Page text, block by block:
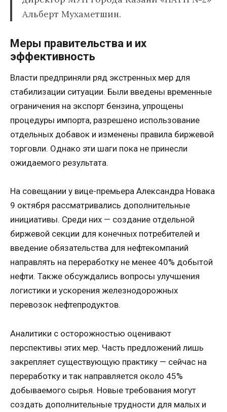
Альберт Мухаметшин.
Меры правительства и их
эффективность
Власти предприняли ряд экстренных мер для
стабилизации ситуации. Были введены временные
ограничения на экспорт бензина, упрощены
процедуры импорта, разрешено использование
отдельных добавок и изменены правила биржевой
торговли. Однако эти шаги пока не принесли
ожидаемого результата.
На совещании у вице-премьера Александра Новака
9 октября рассматривались дополнительные
инициативы. Среди них — создание отдельной
биржевой секции для конечных потребителей и
введение обязательства для нефтекомпаний
направлять на переработку не менее 40% добытой
нефти. Также обсуждались вопросы улучшения
логистики и ускорения железнодорожных
перевозок нефтепродуктов.
Аналитики с осторожностью оценивают
перспективы этих мер. Часть предложений лишь
закрепляет существующую практику — сейчас на
переработку и так направляется около 45%
добываемого сырья. Новые требования могут
создать дополнительные трудности для малых и